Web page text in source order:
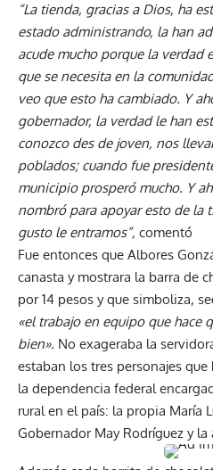
“La tienda, gracias a Dios, ha
estado administrando, la han
acude mucho porque la verdad
que se necesita en la
veo que esto ha cambiado. Y
gobernador, la verdad le han
conozco des de joven, nos
poblados; cuando fue
municipio prosperó mucho. Y
nombró para apoyar esto de la
gusto le entramos”, comentó
Fue entonces que Albores
canasta y mostrara la barra de
por 14 pesos y que simboliza,
«el trabajo en equipo que hace
bien». No exageraba la
estaban los tres personajes
la dependencia federal
rural en el país: la propia María
Gobernador May Rodríguez y la